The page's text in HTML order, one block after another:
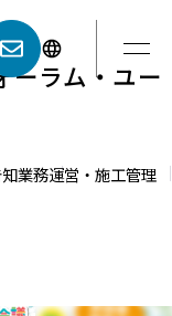
ーラム・ユー
業務運営・施工管理